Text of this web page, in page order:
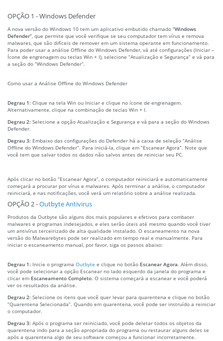
OPÇÃO 1 - Windows Defender
A nova versão do Windows 10 tem um aplicativo embutido chamado “Windows
Defender” , que permite que você verifique se seu computador tem vírus e remova
malwares, que são difíceis de remover em um sistema operante em funcionamento.
Para poder usar a análise Offline do Windows Defender, vá até configurações (Iniciar –
Ícone de engrenagem ou teclas Win + I), selecione “Atualização e Segurança” e vá para
a seção do “Windows Defender”.
Como usar a Análise Offline do Windows Defender
Degrau 1: Clique na tela Win ou Iniciar e clique no ícone de engrenagem.
Alternativamente, clique na combinação de teclas Win + I.
Degrau 2: Selecione a opção Atualização e Segurança e vá para a seção do Windows
Defender.
Degrau 3: Embaixo das configurações do Defender há a caixa de seleção “Análise
Offline do Windows Defender”. Para iniciá-la, clique em “Escanear Agora”. Note que
você tem que salvar todos os dados não salvos antes de reiniciar seu PC.
Após clicar no botão “Escanear Agora”, o computador reiniciará e automaticamente
começará a procurar por vírus e malwares. Após terminar a análise, o computador
reiniciará, e nas notificações, você verá um relatório sobre a análise realizada.
OPÇÃO 2 -Outbyte Antivirus
Produtos da Outbyte são alguns dos mais populares e efetivos para combater
malwares e programas indesejados, e eles serão úteis até mesmo quando você tiver
um antivírus terceirizado de alta qualidade instalado. O escaneamento na nova
versão do Malwarebytes pode ser realizado em tempo real e manualmente. Para
iniciar o escaneamento manual, por favor, siga os passos abaixo:
Degrau 1: Inicie o programa Outbyte e clique no botão Escanear Agora. Além disso,
você pode selecionar a opção Escanear no lado esquerdo da janela do programa e
clicar em Escaneamento Completo. O sistema começará a escanear e você poderá
ver os resultados da análise.
Degrau 2: Selecione os itens que você quer levar para quarentena e clique no botão
“Quarentena Selecionada”. Quando em quarentena, você pode ser instruído a reiniciar
o computador.
Degrau 3: Após o programa ser reiniciado, você pode deletar todos os objetos da
quarentena indo para a seção apropriada do programa ou restaurar alguns deles se
após a quarentena algo de seu software começou a funcionar incorretamente.